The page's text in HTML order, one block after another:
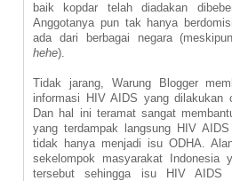
baik kopdar telah diadakan
Anggotanya pun tak hanya
ada dari berbagai negara
hehe).
Tidak jarang, Warung Blogger
informasi HIV AIDS yang dilakukan
Dan hal ini teramat sangat
yang terdampak langsung HIV
tidak hanya menjadi isu ODHA.
sekelompok masyarakat Indonesia
tersebut sehingga isu HIV AIDS